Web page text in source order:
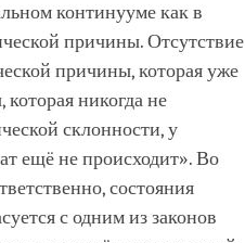
континууме как в
причины. Отсутствие
причины, которая уже
никогда не
склонности, у
ещё не происходит». Во
состояния
с одним из законов